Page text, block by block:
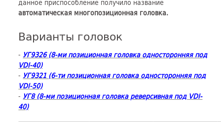
данное приспособление получило название
автоматическая многопозиционная головка.
Варианты головок
- УГ9326 (8-ми позиционная головка односторонняя под
VDI-40)
- УГ9321 (6-ти позиционная головка односторонняя под
VDI-50)
- УГ8 (8-ми позиционная головка реверсивная под VDI-
40)